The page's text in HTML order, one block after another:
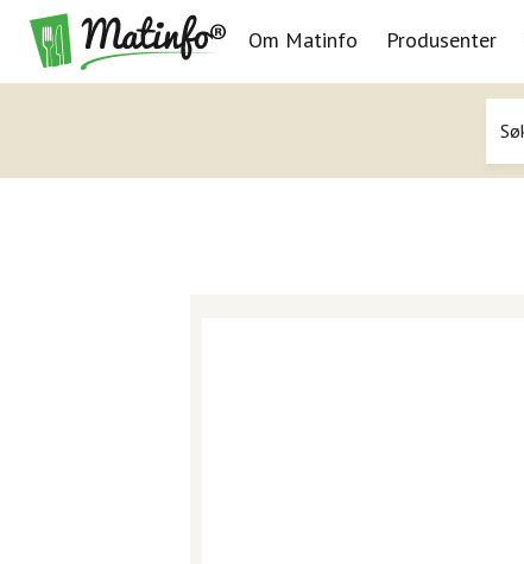
Navigasjon
Om Matinfo Produsenter